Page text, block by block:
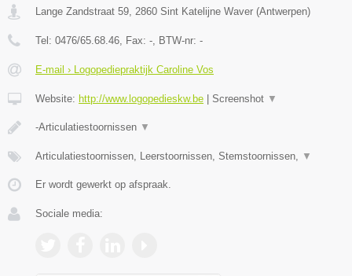
Lange Zandstraat 59, 2860 Sint Katelijne Waver (Antwerpen)
Tel: 0476/65.68.46, Fax: -, BTW-nr: -
E-mail › Logopediepraktijk Caroline Vos
Website: http://www.logopedieskw.be Screenshot ▼
-Articulatiestoornissen ▼
Articulatiestoornissen, Leerstoornissen, Stemstoornissen, ▼
Er wordt gewerkt op afspraak.
Sociale media: